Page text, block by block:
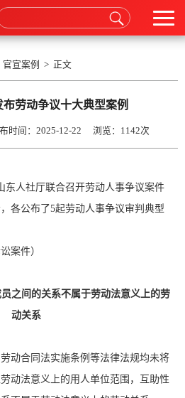
官宣案例 > 正文
布劳动争议十大典型案例
间：2025-12-22 浏览： 1142次
东人社厅联合召开劳动人事争议案件
各公布了5起劳动人事争议审判典型
案件）
之间的关系不属于劳动法意义上的劳
动关系
动合同法实施条例等法律法规均未将
动法意义上的用人单位范围，互助性